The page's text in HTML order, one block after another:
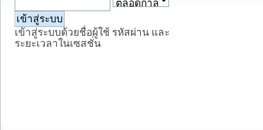
เข้าสู่ระบบด้วยชื่อผู้ใช้ รหัสผ่าน และ
ระยะเวลาในเซสชั่น